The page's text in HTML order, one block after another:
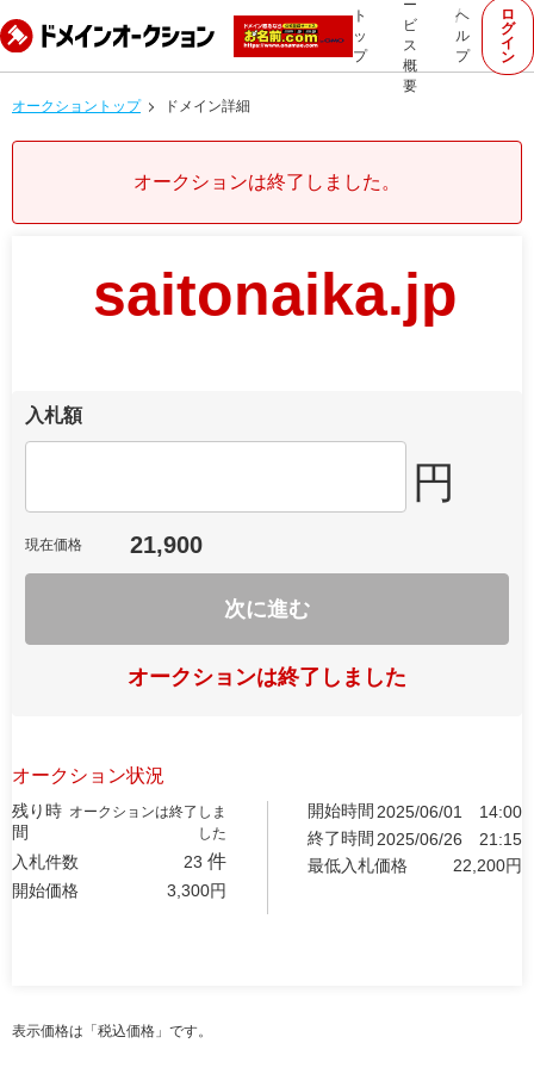
ト
ッ
プ
ー
ビ
ス
概
要
ヘ
ル
プ
ロ
グ
イ
ン
オークショントップ ドメイン詳細
オークションは終了しました。
saitonaika.jp
入札額
円
現在価格 21,900
次に進む
オークションは終了しました
オークション状況
残り時
間
オークションは終了しま
した
入札件数 23 件
開始価格 3,300円
開始時間 2025/06/01
14:00
終了時間 2025/06/26
21:15
最低入札価格
22,200円
表示価格は「税込価格」です。